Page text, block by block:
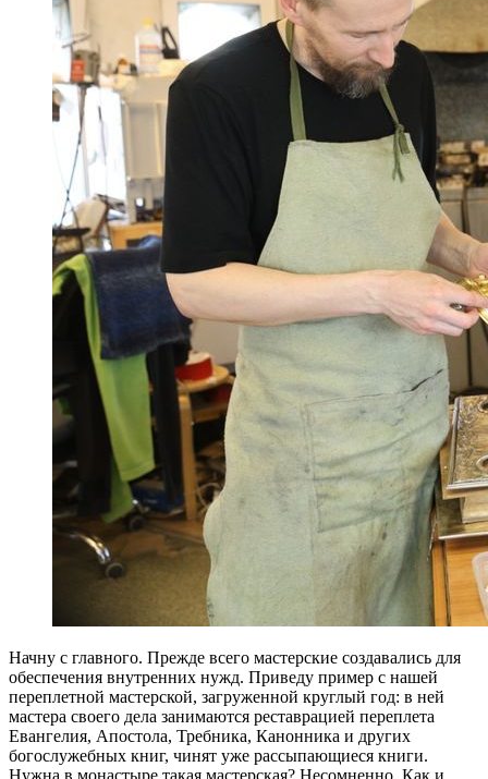
Начну с главного. Прежде всего мастерские создавались для
обеспечения внутренних нужд. Приведу пример с нашей
переплетной мастерской, загруженной круглый год: в ней
мастера своего дела занимаются реставрацией переплета
Евангелия, Апостола, Требника, Канонника и других
богослужебных книг, чинят уже рассыпающиеся книги.